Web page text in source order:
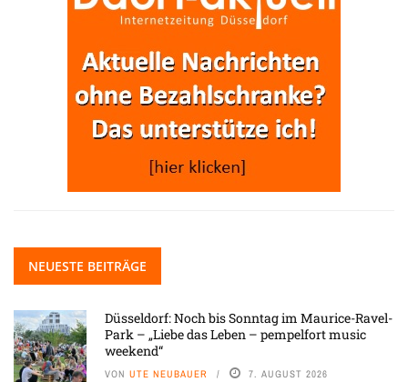
NEUESTE BEITRÄGE
Düsseldorf: Noch bis Sonntag im Maurice-Ravel-
Park – „Liebe das Leben – pempelfort music
weekend“
VON UTE NEUBAUER 7. AUGUST 2026